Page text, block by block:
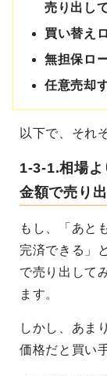
売り出し
買い替え
無担保ロ
任意売却
以下で、それ
1-3-1.相場よ
金額で売り
もし、「あと
完済できる」
で売り出して
ます。
しかし、あま
価格だと買い